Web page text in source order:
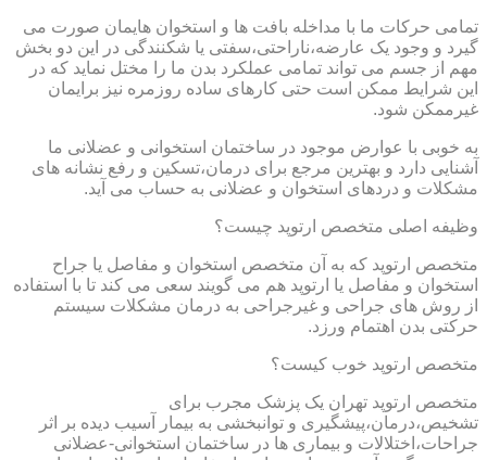
تمامی حرکات ما با مداخله بافت ها و استخوان هایمان صورت می
گیرد و وجود یک عارضه،ناراحتی،سفتی یا شکنندگی در این دو بخش
مهم از جسم می تواند تمامی عملکرد بدن ما را مختل نماید که در
این شرایط ممکن است حتی کارهای ساده روزمره نیز برایمان
غیرممکن شود.
به خوبی با عوارض موجود در ساختمان استخوانی و عضلانی ما
آشنایی دارد و بهترین مرجع برای درمان،تسکین و رفع نشانه های
مشکلات و دردهای استخوان و عضلانی به حساب می آید.
وظیفه اصلی متخصص ارتوپد چیست؟
متخصص ارتوپد که به آن متخصص استخوان و مفاصل یا جراح
استخوان و مفاصل یا ارتوپد هم می گویند سعی می کند تا با استفاده
از روش های جراحی و غیرجراحی به درمان مشکلات سیستم
حرکتی بدن اهتمام ورزد.
متخصص ارتوپد خوب کیست؟
متخصص ارتوپد تهران یک پزشک مجرب برای
تشخیص،درمان،پیشگیری و توانبخشی به بیمار آسیب دیده بر اثر
جراحات،اختلالات و بیماری ها در ساختمان استخوانی-عضلانی